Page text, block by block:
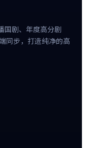
国剧、年度高分剧
同步，打造纯净的高